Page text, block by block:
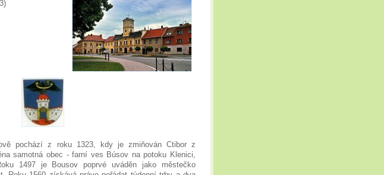
pochází z roku 1323, kdy je zmiňován Ctibor z
samotná obec - farní ves Búsov na potoku Klenici,
1497 je Bousov poprvé uváděn jako městečko